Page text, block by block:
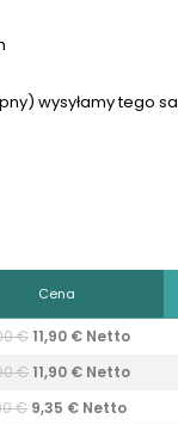
wysyłamy tego
Cena
€ 11,90 € Netto
€ 11,90 € Netto
€ 9,35 € Netto